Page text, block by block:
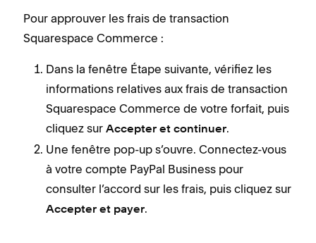
Pour approuver les frais de transaction
Squarespace Commerce :
Dans la fenêtre Étape suivante, vérifiez les
informations relatives aux frais de transaction
Squarespace Commerce de votre forfait, puis
cliquez sur Accepter et continuer.
Une fenêtre pop-up s’ouvre. Connectez-vous
à votre compte PayPal Business pour
consulter l’accord sur les frais, puis cliquez sur
Accepter et payer.